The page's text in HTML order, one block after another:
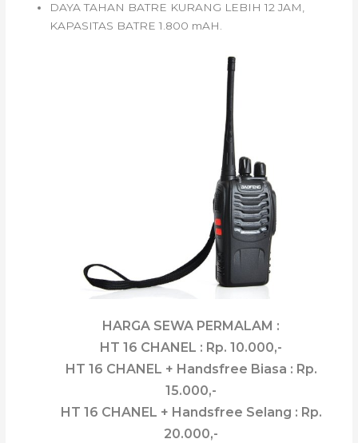
DAYA TAHAN BATRE KURANG LEBIH 12 JAM,
KAPASITAS BATRE 1.800 mAH.
HARGA SEWA PERMALAM :
HT 16 CHANEL : Rp. 10.000,-
HT 16 CHANEL + Handsfree Biasa : Rp.
15.000,-
HT 16 CHANEL + Handsfree Selang : Rp.
20.000,-